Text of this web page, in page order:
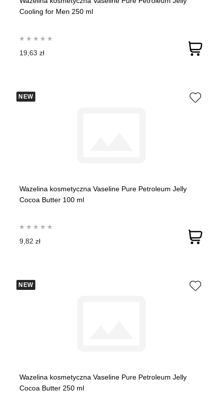
Cooling for Men 250 ml
19,63 zł
NEW
Wazelina kosmetyczna Vaseline Pure Petroleum Jelly
Cocoa Butter 100 ml
9,82 zł
NEW
Wazelina kosmetyczna Vaseline Pure Petroleum Jelly
Cocoa Butter 250 ml